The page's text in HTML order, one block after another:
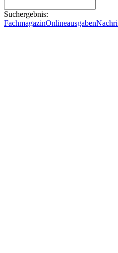
Suchergebnis:
FachmagazinOnlineausgaben